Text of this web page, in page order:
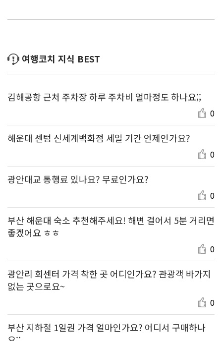
여행코치 지식 BEST
김해공항 근처 주차장 하루 주차비 얼마정도 하나요;;
0
해운대 센텀 신세계백화점 세일 기간 언제인가요?
0
광안대교 통행료 있나요? 무료인가요?
0
부산 해운대 숙소 추천해주세요! 해변 걸어서 5분 거리면
좋겠어요 ㅎㅎ
0
광안리 회센터 가격 착한 곳 어디인가요? 관광객 바가지
없는 곳으로요~
0
부산 지하철 1일권 가격 얼마인가요? 어디서 구매하나